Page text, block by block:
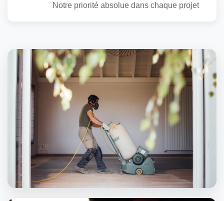
Notre priorité absolue dans chaque projet